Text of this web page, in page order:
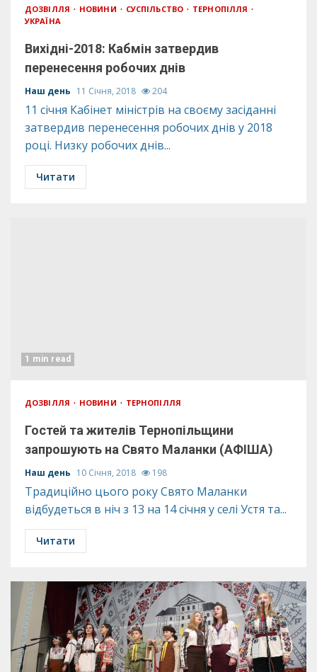
ДОЗВІЛЛЯ НОВИНИ СУСПІЛЬСТВО
ТЕРНОПІЛЛЯ
УКРАЇНА
Вихідні-2018: Кабмін затвердив
перенесення робочих днів
Наш день 11 Січня, 2018 204
11 січня Кабінет міністрів на своєму засіданні
затвердив перенесення робочих днів у 2018
році. Низку робочих днів...
Читати
1 min read
ДОЗВІЛЛЯ НОВИНИ ТЕРНОПІЛЛЯ
Гостей та жителів Тернопільщини
запрошують на Свято Маланки (АФІША)
Наш день 10 Січня, 2018 198
Традиційно цього року Свято Маланки
відбудеться в ніч з 13 на 14 січня у селі Устя та...
Читати